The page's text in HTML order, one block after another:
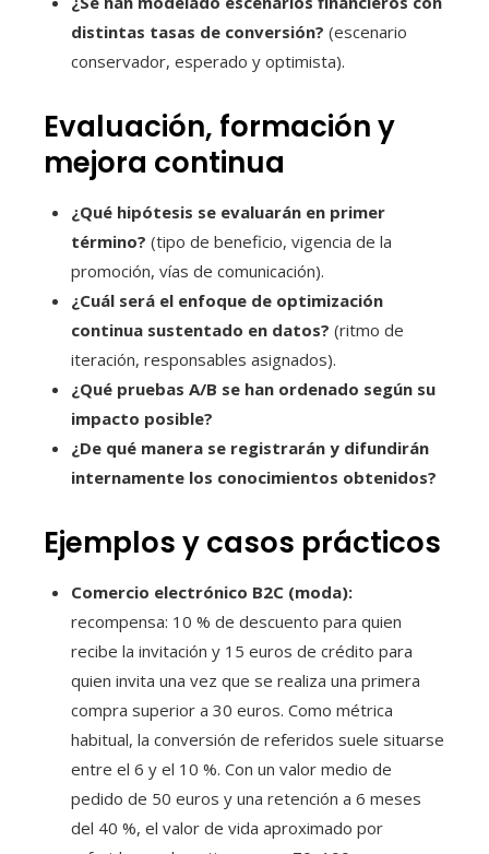
distintas tasas de conversión? (escenario
conservador, esperado y optimista).
Evaluación, formación y
mejora continua
¿Qué hipótesis se evaluarán en primer
término? (tipo de beneficio, vigencia de la
promoción, vías de comunicación).
¿Cuál será el enfoque de optimización
continua sustentado en datos? (ritmo de
iteración, responsables asignados).
¿Qué pruebas A/B se han ordenado según su
impacto posible?
¿De qué manera se registrarán y difundirán
internamente los conocimientos obtenidos?
Ejemplos y casos prácticos
Comercio electrónico B2C (moda):
recompensa: 10 % de descuento para quien
recibe la invitación y 15 euros de crédito para
quien invita una vez que se realiza una primera
compra superior a 30 euros. Como métrica
habitual, la conversión de referidos suele situarse
entre el 6 y el 10 %. Con un valor medio de
pedido de 50 euros y una retención a 6 meses
del 40 %, el valor de vida aproximado por